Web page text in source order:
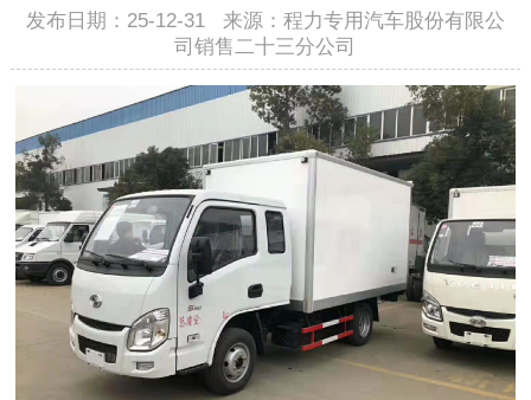
发布日期：25-12-31 来源：程力专用汽车股份有限公
司销售二十三分公司